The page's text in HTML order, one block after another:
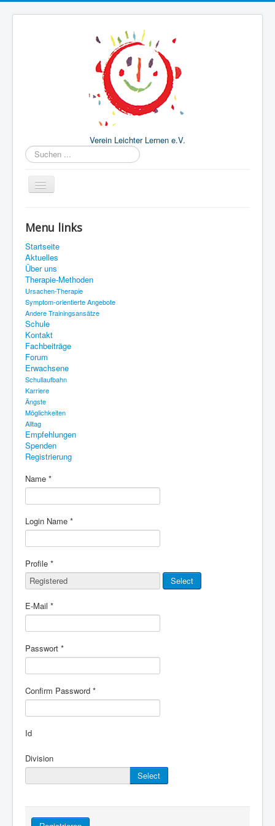
Verein Leichter Lernen e.V.
Suchen
...
Aktuelles
Über uns
Therapie-Methoden
Schule
Kontakt
Fachbeiträge
Forum
Erwachsene
Empfehlungen
Spenden
Registrierung
Menu links
Startseite
Aktuelles
Über uns
Therapie-Methoden
Ursachen-Therapie
Symptom-orientierte Angebote
Andere Trainingsansätze
Schule
Kontakt
Fachbeiträge
Forum
Erwachsene
Schullaufbahn
Karriere
Ängste
Möglichkeiten
Alltag
Empfehlungen
Spenden
Registrierung
Name *
Login Name *
Profile *
Select
E-Mail *
Passwort *
Confirm Password *
Id
Division
Select